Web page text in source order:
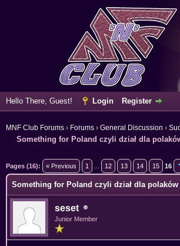
Hello There, Guest! Login Register
MNF Club Forums › Forums › General Discussion ›
Something for Poland czyli dział dla
Pages (16): « Previous 1 12 13 14 15 16
Something for Poland czyli dział dla polaków
seset
Junior Member